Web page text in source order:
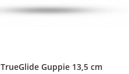
TrueGlide Guppie 13,5 cm